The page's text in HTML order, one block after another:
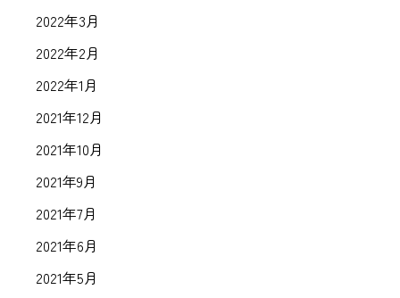
2022年3月
2022年2月
2022年1月
2021年12月
2021年10月
2021年9月
2021年7月
2021年6月
2021年5月